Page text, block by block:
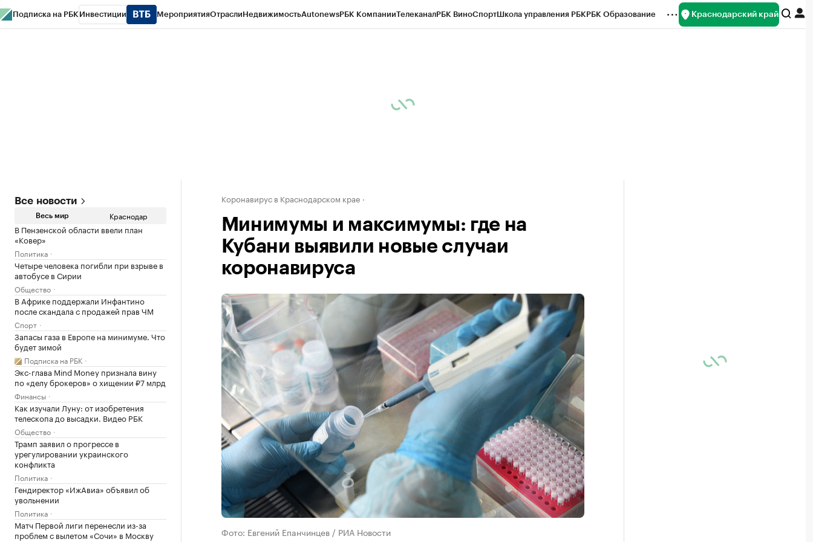
Подписка на РБК Инвестиции МероприятияОтраслиНедвижимостьAutonewsРБК КомпанииТелеканалРБК ВиноСпортШкола управления РБКРБК Образование Краснодарский край
Все новости
Весь мир Краснодар
В Пензенской области ввели план
«Ковер»
Политика
Четыре человека погибли при взрыве в
автобусе в Сирии
Общество
В Африке поддержали Инфантино
после скандала с продажей прав ЧМ
Спорт
Запасы газа в Европе на минимуме. Что
будет зимой
Подписка на РБК
Экс-глава Mind Money признала вину
по «делу брокеров» о хищении ₽7 млрд
Финансы
Как изучали Луну: от изобретения
телескопа до высадки. Видео РБК
Общество
Трамп заявил о прогрессе в
урегулировании украинского
конфликта
Политика
Гендиректор «ИжАвиа» объявил об
увольнении
Политика
Матч Первой лиги перенесли из-за
проблем с вылетом «Сочи» в Москву
Коронавирус в Краснодарском крае
Минимумы и максимумы: где на
Кубани выявили новые случаи
коронавируса
Фото: Евгений Епанчинцев / РИА Новости